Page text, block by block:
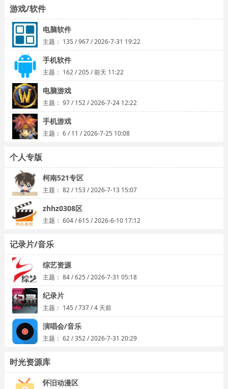
游戏/软件
电脑软件
主题： 135 /967/2026-7-31 19:22
手机软件
主题： 162/205 /前天 11:22
电脑游戏
主题： 97/152/2026-7-24 12:22
手机游戏
主题： 6/11 /2026-7-25 10:08
个人专版
柯南521专区
主题： 82/153/2026-7-13 15:07
zhhz0308区
主题： 604/615 /2026-6-10 17:12
记录片/音乐
综艺资源
主题： 84/625 /2026-7-31 05:18
纪录片
主题： 145 /737/4 天前
演唱会/音乐
主题： 62/352/2026-7-31 20:29
时光资源库
怀旧动漫区